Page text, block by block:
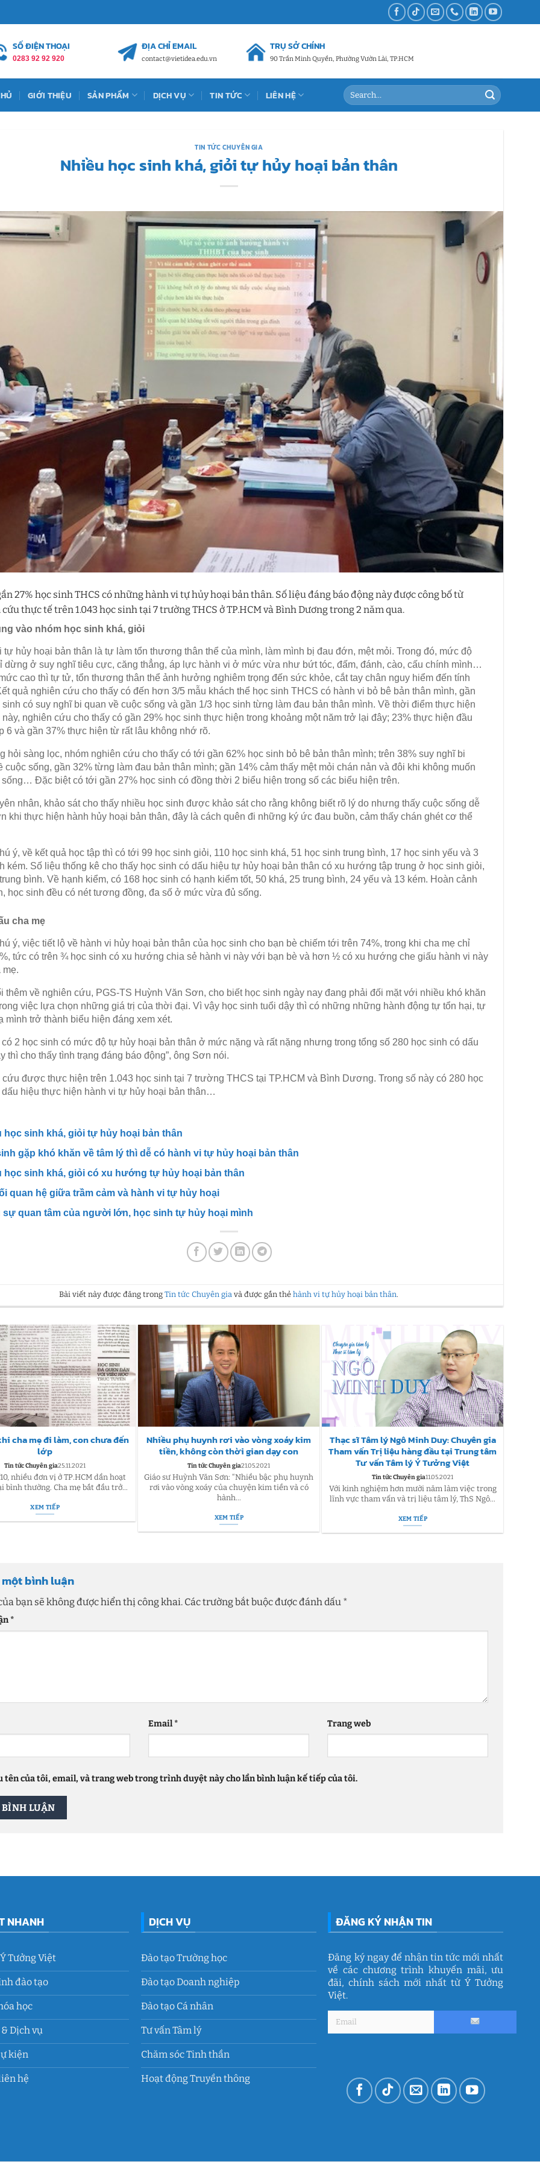
SỐ ĐIỆN THOẠI
0283 92 92 920
ĐỊA CHỈ EMAIL
contact@vietidea.edu.vn
TRỤ SỞ CHÍNH
90 Trần Minh Quyền, Phường Vườn Lài, TP.HCM
GIỚI THIỆU SẢN PHẨM DỊCH VỤ TIN TỨC LIÊN HỆ
TIN TỨC CHUYÊN GIA
Nhiều học sinh khá, giỏi tự hủy hoại bản thân
27% học sinh THCS có những hành vi tự hủy hoại bản thân. Số liệu đáng báo động này được công bố từ
thực tế trên 1.043 học sinh tại 7 trường THCS ở TP.HCM và Bình Dương trong 2 năm qua.
vào nhóm học sinh khá, giỏi
tự hủy hoại bản thân là tự làm tổn thương thân thể của mình, làm mình bị đau đớn, mệt mỏi. Trong đó, mức độ
dừng ở suy nghĩ tiêu cực, căng thẳng, áp lực hành vi ở mức vừa như bứt tóc, đấm, đánh, cào, cấu chính mình…
cao thì tự tử, tổn thương thân thể ảnh hưởng nghiêm trọng đến sức khỏe, cắt tay chân nguy hiểm đến tính
quả nghiên cứu cho thấy có đến hơn 3/5 mẫu khách thể học sinh THCS có hành vi bỏ bê bản thân mình, gần
sinh có suy nghĩ bi quan về cuộc sống và gần 1/3 học sinh từng làm đau bản thân mình. Về thời điểm thực hiện
này, nghiên cứu cho thấy có gần 29% học sinh thực hiện trong khoảng một năm trở lại đây; 23% thực hiện đầu
6 và gần 37% thực hiện từ rất lâu không nhớ rõ.
hỏi sàng lọc, nhóm nghiên cứu cho thấy có tới gần 62% học sinh bỏ bê bản thân mình; trên 38% suy nghĩ bi
cuộc sống, gần 32% từng làm đau bản thân mình; gần 14% cảm thấy mệt mỏi chán nản và đôi khi không muốn
sống… Đặc biệt có tới gần 27% học sinh có đồng thời 2 biểu hiện trong số các biểu hiện trên.
nhân, khảo sát cho thấy nhiều học sinh được khảo sát cho rằng không biết rõ lý do nhưng thấy cuộc sống dễ
khi thực hiện hành hủy hoại bản thân, đây là cách quên đi những ký ức đau buồn, cảm thấy chán ghét cơ thể
ý, về kết quả học tập thì có tới 99 học sinh giỏi, 110 học sinh khá, 51 học sinh trung bình, 17 học sinh yếu và 3
kém. Số liệu thống kê cho thấy học sinh có dấu hiệu tự hủy hoại bản thân có xu hướng tập trung ở học sinh giỏi,
bình. Về hạnh kiểm, có 168 học sinh có hạnh kiểm tốt, 50 khá, 25 trung bình, 24 yếu và 13 kém. Hoàn cảnh
học sinh đều có nét tương đồng, đa số ở mức vừa đủ sống.
cha mẹ
ý, việc tiết lộ về hành vi hủy hoại bản thân của học sinh cho bạn bè chiếm tới trên 74%, trong khi cha mẹ chỉ
tức có trên ¾ học sinh có xu hướng chia sẻ hành vi này với bạn bè và hơn ½ có xu hướng che giấu hành vi này
mẹ.
thêm về nghiên cứu, PGS-TS Huỳnh Văn Sơn, cho biết học sinh ngày nay đang phải đối mặt với nhiều khó khăn
việc lựa chọn những giá trị của thời đại. Vì vậy học sinh tuổi dậy thì có những những hành động tự tổn hại, tự
mình trở thành biểu hiện đáng xem xét.
có 2 học sinh có mức độ tự hủy hoại bản thân ở mức nặng và rất nặng nhưng trong tổng số 280 học sinh có dấu
thì cho thấy tình trạng đáng báo động”, ông Sơn nói.
cứu được thực hiện trên 1.043 học sinh tại 7 trường THCS tại TP.HCM và Bình Dương. Trong số này có 280 học
dấu hiệu thực hiện hành vi tự hủy hoại bản thân…
học sinh khá, giỏi tự hủy hoại bản thân
gặp khó khăn về tâm lý thì dễ có hành vi tự hủy hoại bản thân​
học sinh khá, giỏi có xu hướng tự hủy hoại bản thân
quan hệ giữa trầm cảm và hành vi tự hủy hoại
sự quan tâm của người lớn, học sinh tự hủy hoại mình
Bài viết này được đăng trongTin tức Chuyên gia và được gắn thẻhành vi tự hủy hoại bản thân.
cha mẹ đi làm, con chưa đến
lớp
Tin tức Chuyên gia25.11.2021
nhiều đơn vị ở TP.HCM dần hoạt
bình thường. Cha mẹ bắt đầu trở...
XEM TIẾP
Nhiều phụ huynh rơi vào vòng xoáy kim
tiền, không còn thời gian dạy con
Tin tức Chuyên gia21.05.2021
Giáo sư Huỳnh Văn Sơn: “Nhiều bậc phụ huynh
rơi vào vòng xoáy của chuyện kim tiền và có
hành...
XEM TIẾP
Thạc sĩ Tâm lý Ngô Minh Duy: Chuyên gia
Tham vấn Trị liệu hàng đầu tại Trung tâm
Tư vấn Tâm lý Ý Tưởng Việt
Tin tức Chuyên gia11.05.2021
Với kinh nghiệm hơn mười năm làm việc trong
lĩnh vực tham vấn và trị liệu tâm lý, ThS Ngô...
XEM TIẾP
bình luận
bạn sẽ không được hiển thị công khai. Các trường bắt buộc được đánh dấu *
*
Email* Trang web
tên của tôi, email, và trang web trong trình duyệt này cho lần bình luận kế tiếp của tôi.
NHANH
Tưởng Việt
đào tạo
học
Dịch vụ
kiện
hệ
DỊCH VỤ
Đào tạo Trường học
Đào tạo Doanh nghiệp
Đào tạo Cá nhân
Tư vấn Tâm lý
Chăm sóc Tinh thần
Hoạt động Truyền thông
ĐĂNG KÝ NHẬN TIN
Đăng ký ngay để nhận tin tức mới nhất
về các chương trình khuyến mãi, ưu
đãi, chính sách mới nhất từ Ý Tưởng
Việt.